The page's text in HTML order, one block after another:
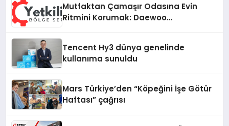
Mutfaktan Çamaşır Odasına Evin
Ritmini Korumak: Daewoo
Tencent Hy3 dünya genelinde
kullanıma sunuldu
Mars Türkiye’den “Köpeğini İşe Götür
Haftası” çağrısı